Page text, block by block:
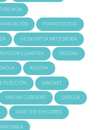
FINANTZAZIOA
HEZKUNTZA BATZORDEA
ELKARTEA IRITZIAK
KUOTAK
ELECCIÓN MAGNET
MATIAS CORDERO ORDIZIA
SAVE THE CHILDREN